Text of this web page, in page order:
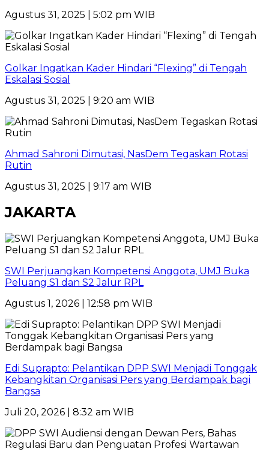
Agustus 31, 2025 | 5:02 pm WIB
Golkar Ingatkan Kader Hindari “Flexing” di Tengah
Eskalasi Sosial
Agustus 31, 2025 | 9:20 am WIB
Ahmad Sahroni Dimutasi, NasDem Tegaskan Rotasi
Rutin
Agustus 31, 2025 | 9:17 am WIB
JAKARTA
SWI Perjuangkan Kompetensi Anggota, UMJ Buka
Peluang S1 dan S2 Jalur RPL
Agustus 1, 2026 | 12:58 pm WIB
Edi Suprapto: Pelantikan DPP SWI Menjadi Tonggak
Kebangkitan Organisasi Pers yang Berdampak bagi
Bangsa
Juli 20, 2026 | 8:32 am WIB